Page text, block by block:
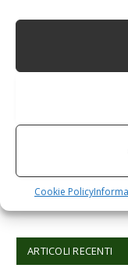
Cookie Policy
BuoQua
Grano
Grano Spremi
Professionale
Comments are
ARTICOLI RECENTI